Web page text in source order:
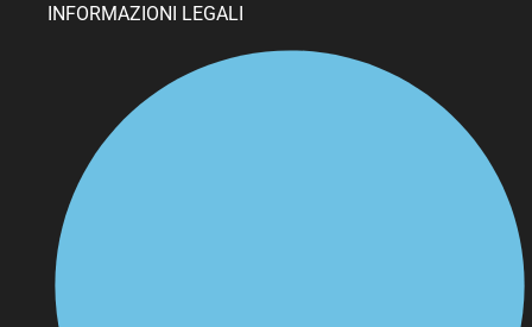
INFORMAZIONI LEGALI